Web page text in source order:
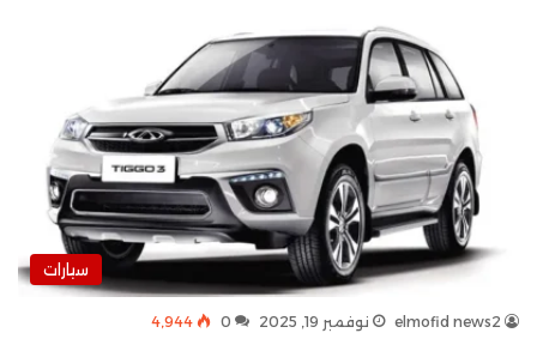
سيارات
elmofid news2 نوفمبر 19, 2025 0 4٬944